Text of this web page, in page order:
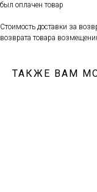
был оплачен товар
Стоимость доставки за
возврата товара
ТАКЖЕ ВАМ